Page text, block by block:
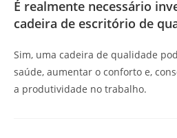
É realmente necessário
cadeira de escritório de
Sim, uma cadeira de qualidade
saúde, aumentar o conforto e,
a produtividade no trabalho.